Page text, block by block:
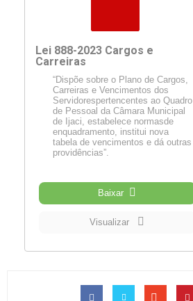
Lei 888-2023 Cargos e
Carreiras
“Dispõe sobre o Plano de Cargos,
Carreiras e Vencimentos dos
Servidorespertencentes ao Quadro
de Pessoal da Câmara Municipal
de Ijaci, estabelece normasde
enquadramento, institui nova
tabela de vencimentos e dá outras
providências”.
Baixar
Visualizar